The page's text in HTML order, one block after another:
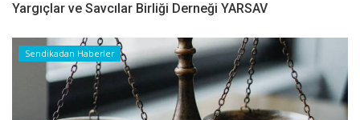
Yargıçlar ve Savcılar Birliği Derneği YARSAV
Sendikadan Haberler